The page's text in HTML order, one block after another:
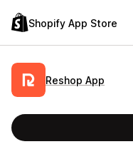
Shopify App Store
Reshop App